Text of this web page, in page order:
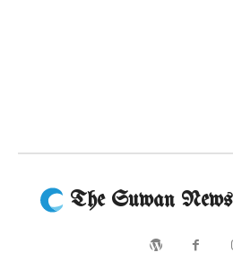
The Suwan News